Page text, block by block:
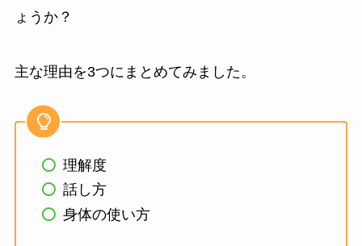
ょうか？
主な理由を3つにまとめてみました。
理解度
話し方
身体の使い方